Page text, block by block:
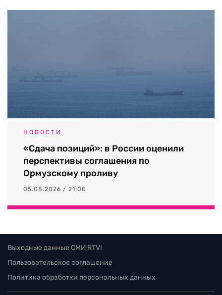
НОВОСТИ
«Сдача позиций»: в России оценили
перспективы соглашения по
Ормузскому проливу
05.08.2026 / 21:00
Выходные данные СМИ RTVI
Пользовательское соглашение
Политика обработки персональных данных